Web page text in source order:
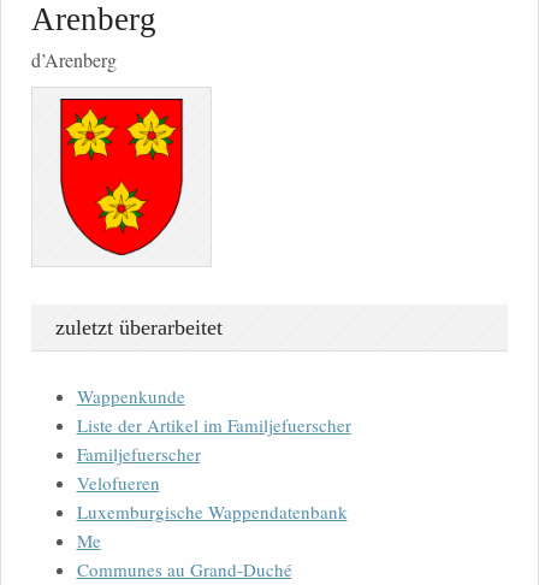
Arenberg
d’Arenberg
zuletzt überarbeitet
Wappenkunde
Liste der Artikel im Familjefuerscher
Familjefuerscher
Velofueren
Luxemburgische Wappendatenbank
Me
Communes au Grand-Duché